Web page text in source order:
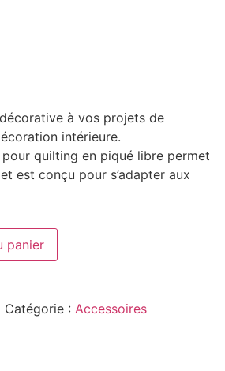
à vos projets de
intérieure.
quilting en piqué libre permet
est conçu pour s’adapter aux
panier
Catégorie : Accessoires